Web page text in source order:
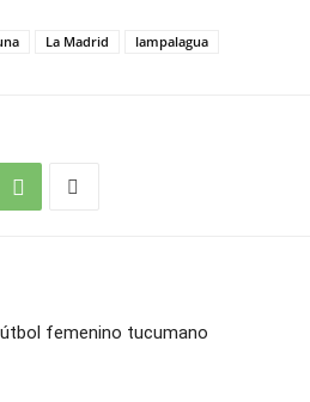
La Madrid lampalagua
femenino tucumano